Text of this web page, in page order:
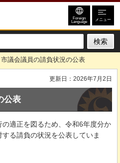
Foreign
Language メニュー
議会議員の請負状況の公表
更新日：2026年7月2日
公表
適正を図るため、令和6年度分か
る請負の状況を公表していま